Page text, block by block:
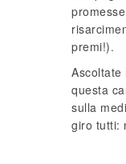
premi!).
Ascoltate
questa
sulla
giro tutti: